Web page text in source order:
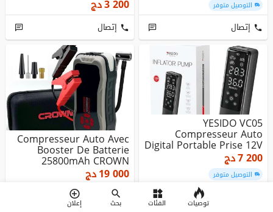
التوصيل متوفر
إتصال
3 200دج
إتصال
YESIDO VC05
Compresseur Auto
Digital Portable Prise 12V
Pneu Ballon
7 200دج
التوصيل متوفر
Compresseur Auto Avec
Booster De Batterie
25800mAh CROWN
CT37042TB
19 000دج
إتصال توصيات الفئات بحث إعلان